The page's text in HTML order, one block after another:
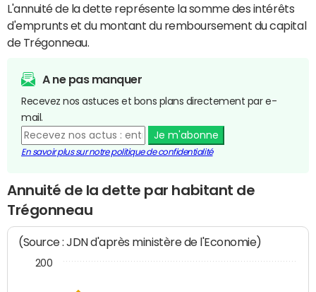
L'annuité de la dette représente la somme des intérêts
d'emprunts et du montant du remboursement du capital
de Trégonneau.
A ne pas manquer
Recevez nos astuces et bons plans directement par e-
mail.
Je m'abonne
En savoir plus sur notre politique de confidentialité
Annuité de la dette par habitant de
Trégonneau
(Source : JDN d'après ministère de l'Economie)
200